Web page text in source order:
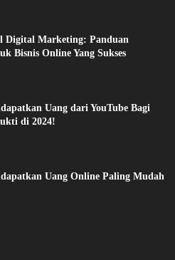
Digital Marketing: Panduan
Bisnis Online Yang Sukses
Uang dari YouTube Bagi
di 2024!
Uang Online Paling Mudah